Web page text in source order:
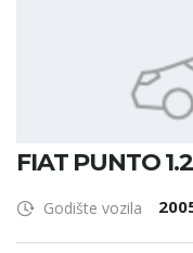
FIAT PUNTO 1.2
Godište vozila